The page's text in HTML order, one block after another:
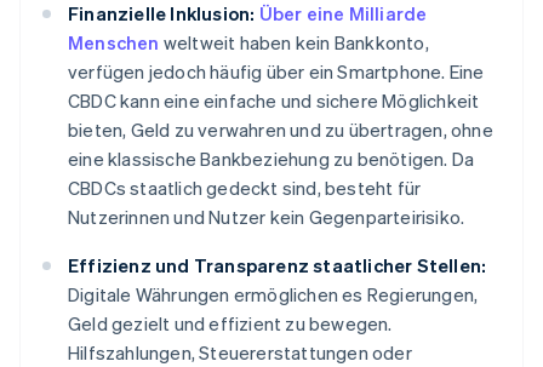
Finanzielle Inklusion: Über eine Milliarde
Menschen weltweit haben kein Bankkonto,
verfügen jedoch häufig über ein Smartphone. Eine
CBDC kann eine einfache und sichere Möglichkeit
bieten, Geld zu verwahren und zu übertragen, ohne
eine klassische Bankbeziehung zu benötigen. Da
CBDCs staatlich gedeckt sind, besteht für
Nutzerinnen und Nutzer kein Gegenparteirisiko.
Effizienz und Transparenz staatlicher Stellen:
Digitale Währungen ermöglichen es Regierungen,
Geld gezielt und effizient zu bewegen.
Hilfszahlungen, Steuererstattungen oder